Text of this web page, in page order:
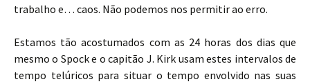
trabalho e… caos. Não podemos nos permitir ao erro.
Estamos tão acostumados com as 24 horas dos dias que
mesmo o Spock e o capitão J. Kirk usam estes intervalos de
tempo telúricos para situar o tempo envolvido nas suas